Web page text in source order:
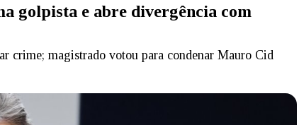
golpista e abre divergência com
crime; magistrado votou para condenar Mauro Cid